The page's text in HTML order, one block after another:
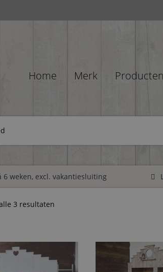
Home Merk Producten
weken, excl. vakantiesluiting
3 resultaten